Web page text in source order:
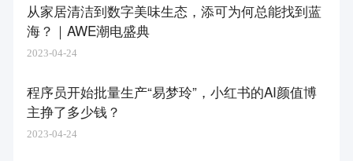
从家居清洁到数字美味生态，添可为何总能找到蓝
海？｜AWE潮电盛典
2023-04-24
程序员开始批量生产“易梦玲”，小红书的AI颜值博
主挣了多少钱？
2023-04-24